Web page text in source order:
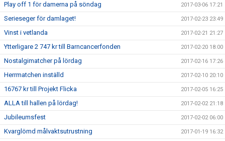
Play off 1 för damerna på söndag 2017-03-06 17:21
Serieseger för damlaget! 2017-02-23 23:49
Vinst i vetlanda 2017-02-21 21:27
Ytterligare 2 747 kr till Barncancerfonden 2017-02-20 18:00
Nostalgimatcher på lördag 2017-02-16 17:26
Herrmatchen inställd 2017-02-10 20:10
16767 kr till Projekt Flicka 2017-02-05 16:25
ALLA till hallen på lördag! 2017-02-02 21:18
Jubileumsfest 2017-02-02 06:00
Kvarglömd målvaktsutrustning 2017-01-19 16:32